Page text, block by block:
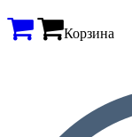
Корзина